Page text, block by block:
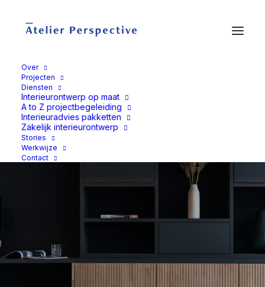
Over
Projecten
Diensten
Interieurontwerp op maat
A to Z projectbegeleiding
Interieuradvies pakketten
Zakelijk interieurontwerp
Stories
Werkwijze
Contact